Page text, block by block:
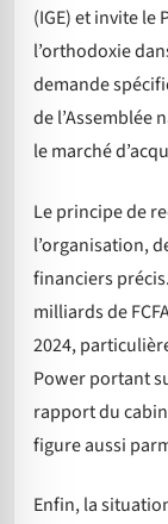
(IGE) et invite le
l’orthodoxie
demande
de l’Assemblée
le marché
Le principe de
l’organisation,
financiers
milliards de
2024,
Power portant
rapport du
figure aussi
Enfin, la